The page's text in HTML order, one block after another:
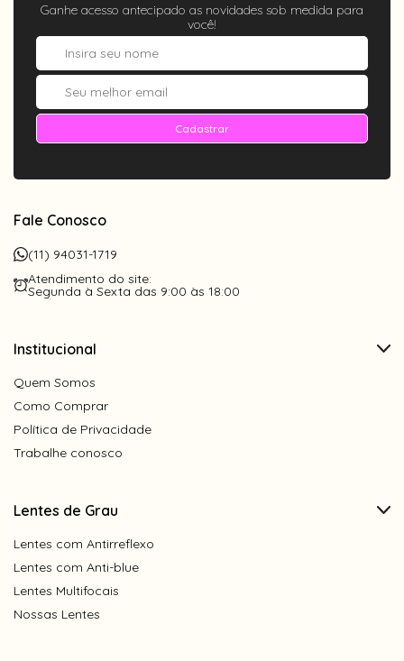
Ganhe acesso antecipado as novidades sob medida para
você!
Cadastrar
Fale Conosco
(11) 94031-1719
Atendimento do site:
Segunda à Sexta das 9:00 às 18:00
Institucional
Quem Somos
Como Comprar
Política de Privacidade
Trabalhe conosco
Lentes de Grau
Lentes com Antirreflexo
Lentes com Anti-blue
Lentes Multifocais
Nossas Lentes